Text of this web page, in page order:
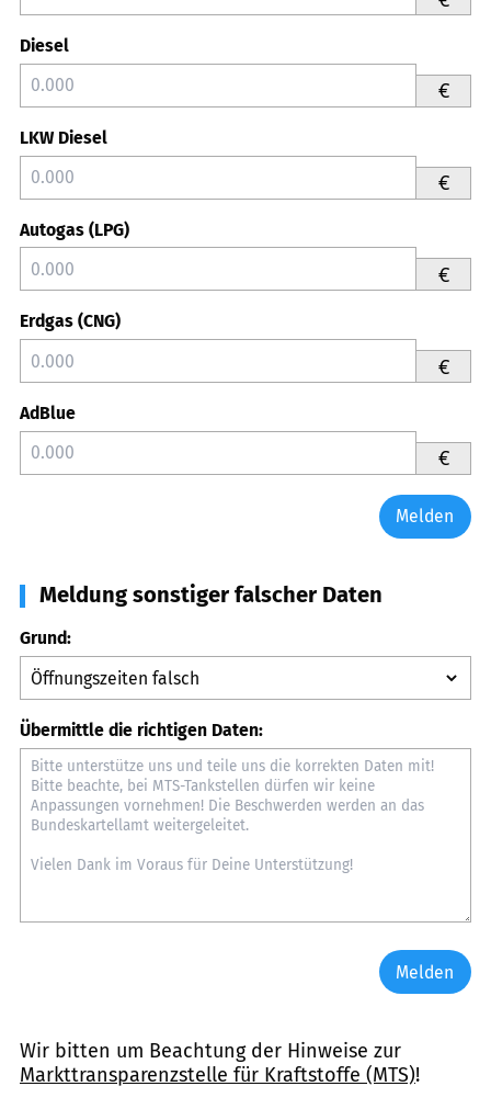
Diesel
€
LKW Diesel
€
Autogas (LPG)
€
Erdgas (CNG)
€
AdBlue
€
Melden
Meldung sonstiger falscher Daten
Grund:
Übermittle die richtigen Daten:
Melden
Wir bitten um Beachtung der Hinweise zur
Markttransparenzstelle für Kraftstoffe (MTS)!